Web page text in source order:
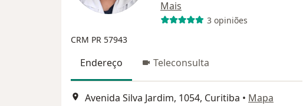
Mais
3 opiniões
CRM PR 57943
Endereço Teleconsulta
Avenida Silva Jardim, 1054, Curitiba • Mapa